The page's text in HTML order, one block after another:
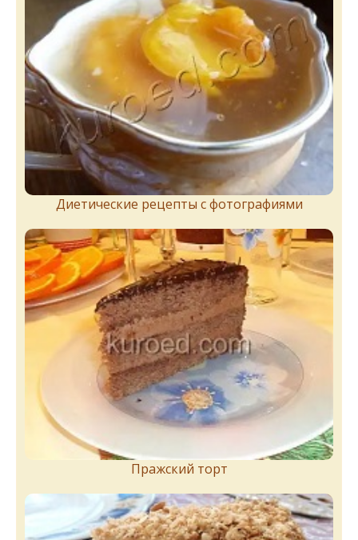
Диетические рецепты с фотографиями
Пражский торт